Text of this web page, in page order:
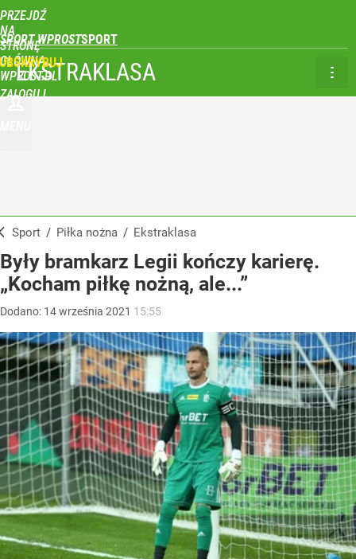
PRZEJDŹ
NA
STRONĘ
GŁÓWNĄ
WPROST.PL
SPORT WPROST
ZALOGUJ
EKSTRAKLASA
Sport / Piłka nożna / Ekstraklasa
Były bramkarz Legii kończy karierę.
„Kocham piłkę nożną, ale...”
Dodano: 14września 2021 15:55